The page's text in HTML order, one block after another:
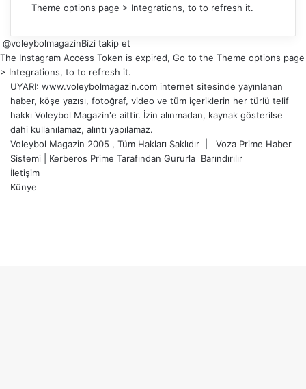
Theme options page > Integrations, to to refresh it.
@voleybolmagazinBizi takip et
The Instagram Access Token is expired, Go to the Theme options page
> Integrations, to to refresh it.
UYARI: www.voleybolmagazin.com internet sitesinde yayınlanan
haber, köşe yazısı, fotoğraf, video ve tüm içeriklerin her türlü telif
hakkı Voleybol Magazin'e aittir. İzin alınmadan, kaynak gösterilse
dahi kullanılamaz, alıntı yapılamaz.
Voleybol Magazin 2005 , Tüm Hakları Saklıdır | Voza Prime Haber
Sistemi
Kerberos Prime Tarafından Gururla Barındırılır
İletişim
Künye